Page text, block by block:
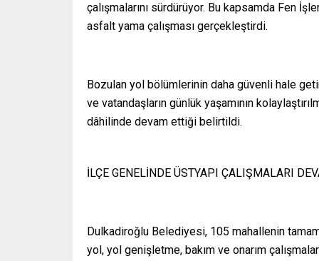
çalışmalarını sürdürüyor. Bu kapsamda Fen
asfalt yama çalışması gerçekleştirdi.
Bozulan yol bölümlerinin daha güvenli hale
ve vatandaşların günlük yaşamının
dâhilinde devam ettiği belirtildi.
İLÇE GENELİNDE ÜSTYAPI ÇALIŞMALARI
Dulkadiroğlu Belediyesi, 105 mahallenin
yol, yol genişletme, bakım ve onarım